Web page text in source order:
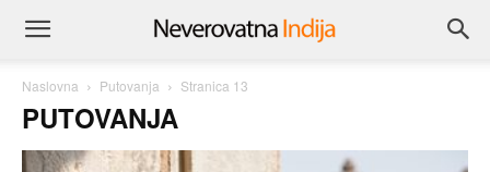
Naslovna Putovanja Stranica 13
PUTOVANJA